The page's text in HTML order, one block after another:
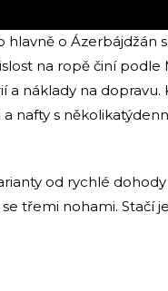
o Ázerbájdžán
na ropě činí podle
náklady na dopravu.
nafty s
od rychlé
třemi nohami. Stačí